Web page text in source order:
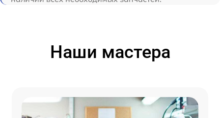
Наши мастера